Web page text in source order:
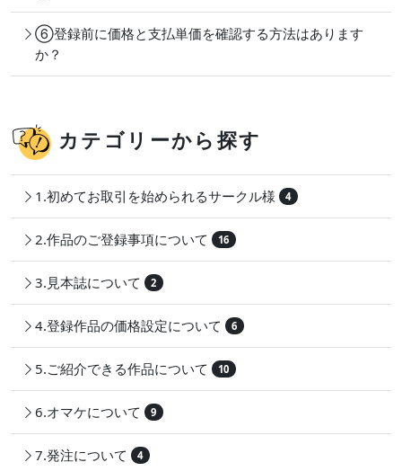
⑥登録前に価格と支払単価を確認する方法はあります
か？
カテゴリーから探す
1.初めてお取引を始められるサークル様 4
2.作品のご登録事項について 16
3.見本誌について 2
4.登録作品の価格設定について 6
5.ご紹介できる作品について 10
6.オマケについて 9
7.発注について 4